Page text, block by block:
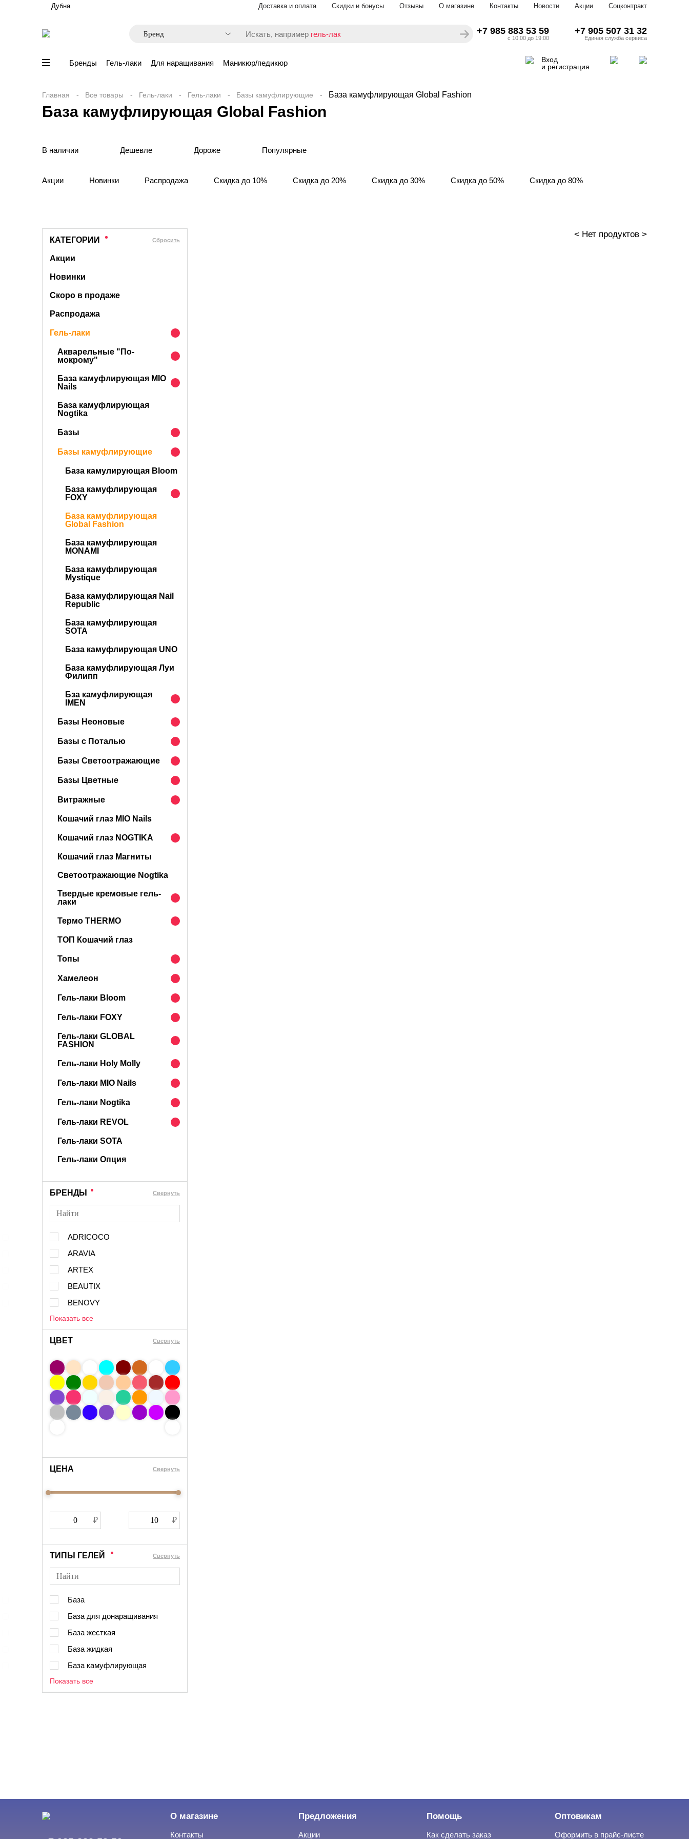
Дубна Доставка и оплата Скидки и бонусы Отзывы О магазине Контакты Новости Акции Соцконтракт
Искать, например гель-лак +7 985 883 53 59
с 10:00 до 19:00
+7 905 507 31 32
Единая служба сервиса
Бренды Гель-лаки Для наращивания Маникюр/педикюр
Вход
и регистрация
Главная Все товары Гель-лаки Гель-лаки Базы камуфлирующие База камуфлирующая Global Fashion
База камуфлирующая Global Fashion
В наличии Дешевле Дороже Популярные
Акции Новинки Распродажа Скидка до 10% Скидка до 20% Скидка до 30% Скидка до 50% Скидка до 80%
КАТЕГОРИИ Cбросить
Акции
Новинки
Скоро в продаже
Распродажа
Гель-лаки
Акварельные "По-
мокрому"
База камуфлирующая MIO
Nails
База камуфлирующая
Nogtika
Базы
Базы камуфлирующие
База камулирующая Bloom
База камуфлирующая
FOXY
База камуфлирующая
Global Fashion
База камуфлирующая
MONAMI
База камуфлирующая
Mystique
База камуфлирующая Nail
Republic
База камуфлирующая
SOTA
База камуфлирующая UNO
База камуфлирующая Луи
Филипп
Бза камуфлирующая
IMEN
Базы Неоновые
Базы с Поталью
Базы Светоотражающие
Базы Цветные
Витражные
Кошачий глаз MIO Nails
Кошачий глаз NOGTIKA
Кошачий глаз Магниты
Светоотражающие Nogtika
Твердые кремовые гель-
лаки
Термо THERMO
ТОП Кошачий глаз
Топы
Хамелеон
Гель-лаки Bloom
Гель-лаки FOXY
Гель-лаки GLOBAL
FASHION
Гель-лаки Holy Molly
Гель-лаки MIO Nails
Гель-лаки Nogtika
Гель-лаки REVOL
Гель-лаки SOTA
Гель-лаки Опция
БРЕНДЫ Cвернуть
ADRICOCO
ARAVIA
ARTEX
BEAUTIX
BENOVY
Показать все
ЦВЕТ Свернуть
ЦЕНА Cвернуть
ТИПЫ ГЕЛЕЙ Cвернуть
База
База для донаращивания
База жесткая
База жидкая
База камуфлирующая
Показать все
< Нет продуктов >
О магазине
Контакты
Предложения
Акции
Помощь
Как сделать заказ
Оптовикам
Оформить в прайс-листе